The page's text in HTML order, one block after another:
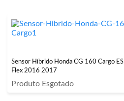
Sensor Híbrido Honda CG 160 Cargo
Flex 2016 2017
Produto Esgotado